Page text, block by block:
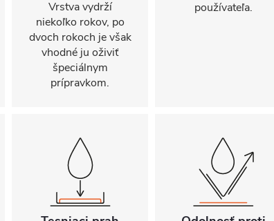
Vrstva vydrží
niekoľko rokov, po
dvoch rokoch je však
vhodné ju oživiť
špeciálnym
prípravkom.
používateľa.